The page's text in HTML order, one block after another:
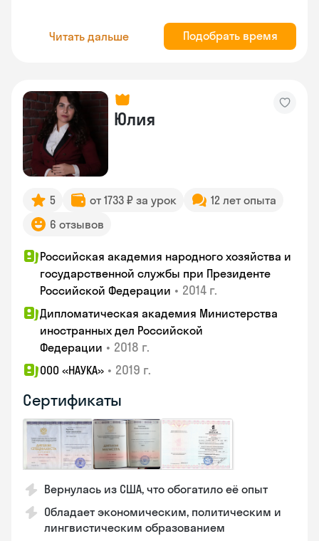
Читать дальше Подобрать время
Юлия
5 от 1733 ₽ за урок
12 лет опыта
6 отзывов
Российская академия народного хозяйства и
государственной службы при Президенте
Российской Федерации • 2014 г.
Дипломатическая академия Министерства
иностранных дел Российской
Федерации • 2018 г.
ООО «НАУКА» • 2019 г.
Сертификаты
Вернулась из США, что обогатило её опыт
Обладает экономическим, политическим и
лингвистическим образованием